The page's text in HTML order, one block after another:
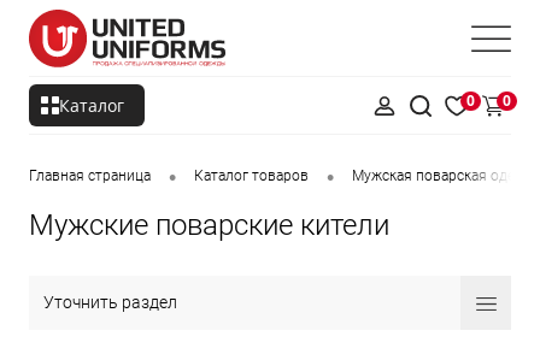
Каталог 0 0
Главная страница • Каталог товаров • Мужская поварская одежда
Мужские поварские кители
Уточнить раздел